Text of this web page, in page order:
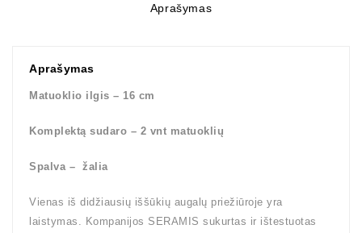
Aprašymas
Aprašymas
Matuoklio ilgis – 16 cm
Komplektą sudaro – 2 vnt matuoklių
Spalva – žalia
Vienas iš didžiausių iššūkių augalų priežiūroje yra
laistymas. Kompanijos SERAMIS sukurtas ir ištestuotas